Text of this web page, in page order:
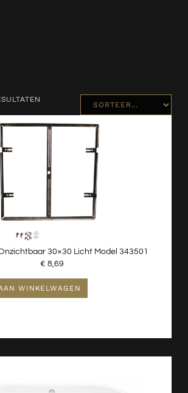
30×30 Licht Model 343501
€ 8,69
WINKELWAGEN